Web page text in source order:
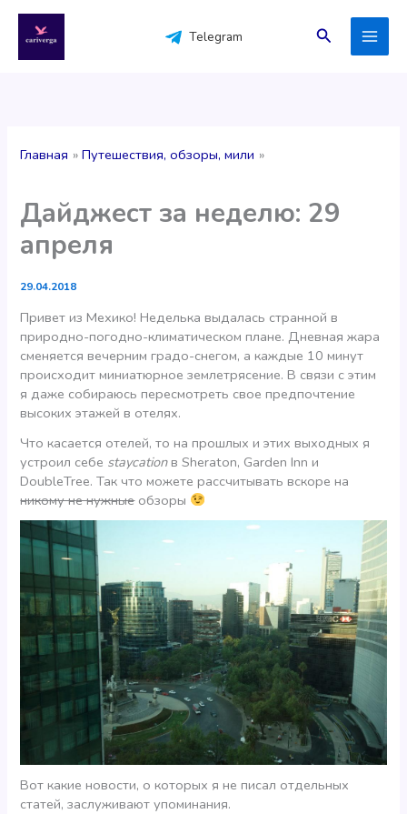
содержимому
Telegram Поиск
Главная Путешествия, обзоры, мили
Дайджест за неделю: 29
апреля
29.04.2018
Привет из Мехико! Неделька выдалась странной в
природно-погодно-климатическом плане. Дневная жара
сменяется вечерним градо-снегом, а каждые 10 минут
происходит миниатюрное землетрясение. В связи с этим
я даже собираюсь пересмотреть свое предпочтение
высоких этажей в отелях.
Что касается отелей, то на прошлых и этих выходных я
устроил себе staycationв Sheraton, Garden Inn и
DoubleTree. Так что можете рассчитывать вскоре на
никому не нужныеобзоры
Вот какие новости, о которых я не писал отдельных
статей, заслуживают упоминания.